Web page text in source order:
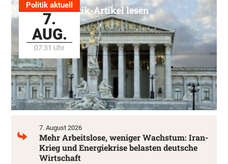
Politik aktuell
7.
AUG.
07:31 Uhr
Alle Politik-Artikel lesen
7. August 2026
Mehr Arbeitslose, weniger Wachstum: Iran-
Krieg und Energiekrise belasten deutsche
Wirtschaft